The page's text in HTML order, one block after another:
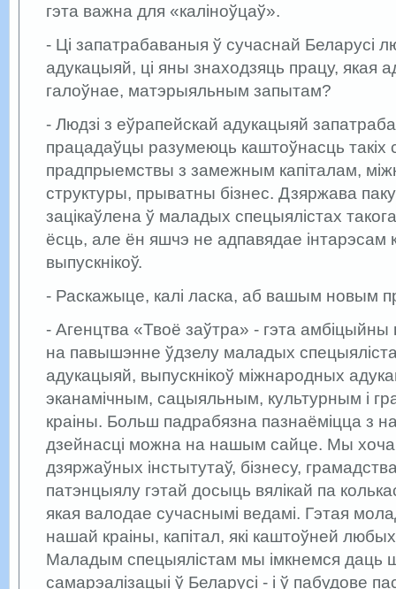
гэта важна для «каліноўцаў».
- Ці запатрабаваныя ў сучаснай Беларусі
адукацыяй, ці яны знаходзяць працу, якая
галоўнае, матэрыяльным запытам?
- Людзі з еўрапейскай адукацыяй
працадаўцы разумеюць каштоўнасць такіх
прадпрыемствы з замежным капіталам,
структуры, прыватны бізнес. Дзяржава
зацікаўлена ў маладых спецыялістах
ёсць, але ён яшчэ не адпавядае інтарэсам
выпускнікоў.
- Раскажыце, калі ласка, аб вашым новым
- Агенцтва «Твоё заўтра» - гэта амбіцыйны
на павышэнне ўдзелу маладых
адукацыяй, выпускнікоў міжнародных
эканамічным, сацыяльным, культурным і
краіны. Больш падрабязна пазнаёміцца з
дзейнасці можна на нашым сайце. Мы
дзяржаўных інстытутаў, бізнесу,
патэнцыялу гэтай досыць вялікай па
якая валодае сучаснымі ведамі. Гэтая
нашай краіны, капітал, які каштоўней
Маладым спецыялістам мы імкнемся даць
самарэалізацыі ў Беларусі - і ў пабудове